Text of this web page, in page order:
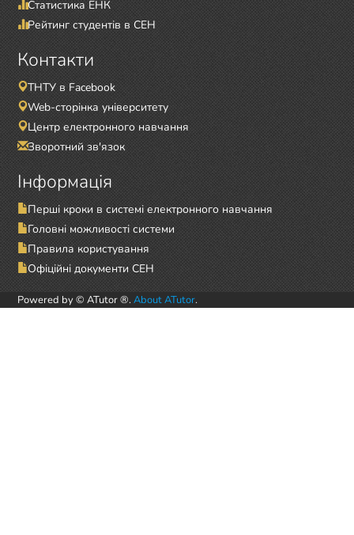
Статистика ЕНК
Рейтинг студентів в СЕН
Контакти
ТНТУ в Facebook
Web-сторінка університету
Центр електронного навчання
Зворотний зв'язок
Інформація
Перші кроки в системі електронного навчання
Головні можливості системи
Правила користування
Офіційні документи СЕН
Powered by © ATutor ®. About ATutor.